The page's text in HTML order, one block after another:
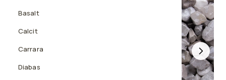
Basalt
Calcit
Carrara
Diabas